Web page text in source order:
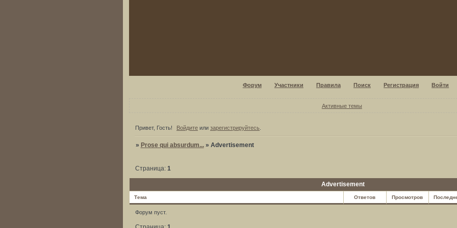
Форум Участники Правила Поиск Регистрация Войти
Активные темы
Привет, Гость! Войдите или зарегистрируйтесь
» Prose qui absurdum... » Аdvertisement
Аdvertisement
Страница: 1
Тема Ответов Просмотров
Форум пуст.